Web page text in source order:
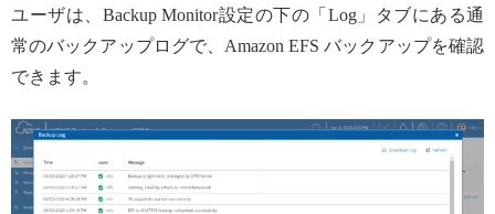
ユーザは、Backup Monitor設定の下の「Log」タブにある通
常のバックアップログで、Amazon EFS バックアップを確認
できます。